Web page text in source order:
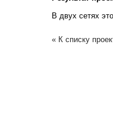
В двух сетях
« К списку